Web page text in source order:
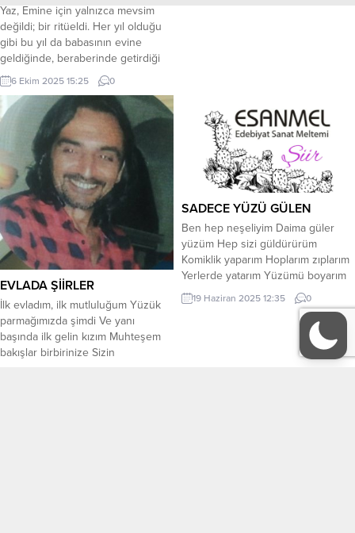
Yaz, Emine için yalnızca mevsim
değildi; bir ritüeldi. Her yıl olduğu
gibi bu yıl da babasının evine
geldiğinde, beraberinde getirdiği
eşyalarla geçmişin tozunu silmeye
hazırdı. Kendi evinden kullanmadığı
ne varsa toplamış, çocukluğunun
geçtiği bu taş duvarlı eve taşımıştı.
Duvarlar geçen yıl badana
yapılmıştı ama kışın tüten soba
dumanı, zamanın izlerini...
6 Ekim 2025 15:25 0
EVLADA ŞİİRLER
İlk evladım, ilk mutluluğum Yüzük
parmağımızda şimdi Ve yanı
başında ilk gelin kızım Muhteşem
bakışlar birbirinize Sizin
SADECE YÜZÜ GÜLEN
Ben hep neşeliyim Daima güler
yüzüm Hep sizi güldürürüm
Komiklik yaparım Hoplarım zıplarım
Yerlerde yatarım Yüzümü boyarım
Renkli elbiseler giyerim Büyük
ayakkabılar giyerim Hep şarkı
söylerim Hem çocukları Hem
güldürmek için gülerim Yüzümde
19 Haziran 2025 12:35 0